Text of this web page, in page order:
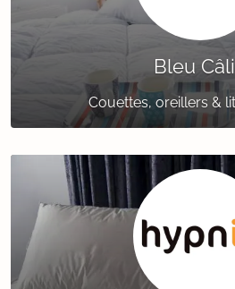
Bleu
Couettes, oreillers &